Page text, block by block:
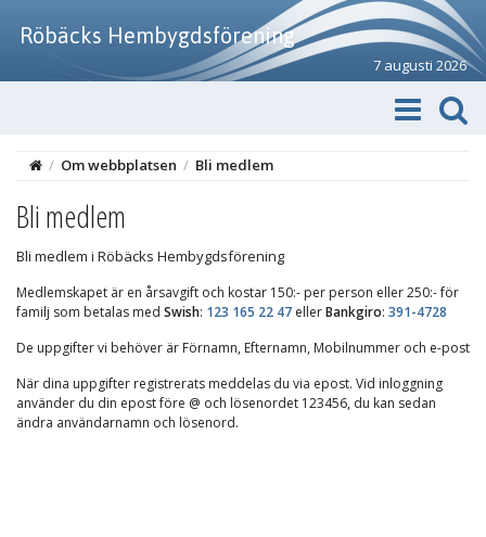
Röbäcks Hembygdsförening
7 augusti 2026
/ Om webbplatsen / Bli medlem
Bli medlem
Bli medlem i Röbäcks Hembygdsförening
Medlemskapet är en årsavgift och kostar 150:- per person eller 250:- för
familj som betalas med Swish: 123 165 22 47 ellerBankgiro: 391-4728
De uppgifter vi behöver är Förnamn, Efternamn, Mobilnummer och e-post
När dina uppgifter registrerats meddelas du via epost. Vid inloggning
använder du din epost före @ och lösenordet 123456, du kan sedan
ändra användarnamn och lösenord.